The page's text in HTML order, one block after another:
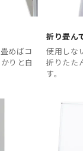
めばコ
りと自
折り畳ん
使用しな
折りたた
す。